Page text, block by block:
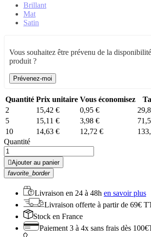
Brillant
Mat
Satin
Vous souhaitez être prévenu de la
produit ?
Prévenez-moi
Quantité Prix unitaire Vous économisez
2
15,42 € 0,95 €
5
15,11 € 3,98 €
10
14,63 € 12,72 €
Quantité
Ajouter au panier
favorite_border
Livraison en 24 à 48h en savoir plus
Livraison offerte à partir de 69€
Stock en France
Paiement 3 à 4x sans frais dès